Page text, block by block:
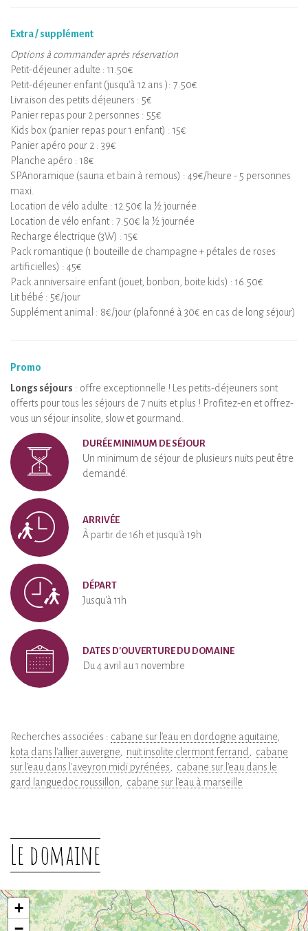
Extra / supplément
Options à commander après réservation
Petit-déjeuner adulte : 11.50€
Petit-déjeuner enfant (jusqu'à 12 ans ): 7.50€
Livraison des petits déjeuners : 5€
Panier repas pour 2 personnes : 55€
Kids box (panier repas pour 1 enfant) : 15€
Panier apéro pour 2 : 39€
Planche apéro : 18€
SPAnoramique (sauna et bain à remous) : 49€/heure - 5 personnes
maxi.
Location de vélo adulte : 12.50€ la ½ journée
Location de vélo enfant : 7.50€ la ½ journée
Recharge électrique (3W) : 15€
Pack romantique (1 bouteille de champagne + pétales de roses
artificielles) : 45€
Pack anniversaire enfant (jouet, bonbon, boite kids) : 16.50€
Lit bébé : 5€/jour
Supplément animal : 8€/jour (plafonné à 30€ en cas de long séjour)
Promo
Longs séjours : offre exceptionnelle ! Les petits-déjeuners sont
offerts pour tous les séjours de 7 nuits et plus ! Profitez-en et offrez-
vous un séjour insolite, slow et gourmand.
DURÉE MINIMUM DE SÉJOUR
Un minimum de séjour de plusieurs nuits peut être
demandé.
ARRIVÉE
À partir de 16h et jusqu'à 19h
DÉPART
Jusqu'à 11h
DATES D'OUVERTURE DU DOMAINE
Du 4 avril au 1 novembre
Recherches associées : cabane sur l'eau en dordogne aquitaine
kota dans l'allier auvergne
nuit insolite clermont ferrand
cabane
sur l'eau dans l'aveyron midi pyrénées
cabane sur l'eau dans le
gard languedoc roussillon
cabane sur l'eau à marseille
Le domaine
+